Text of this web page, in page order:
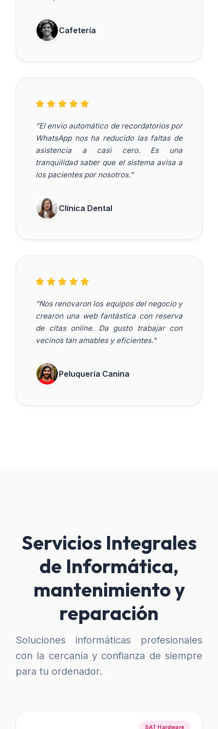
Cafetería
"El envío automático de recordatorios por
WhatsApp nos ha reducido las faltas de
asistencia a casi cero. Es una
tranquilidad saber que el sistema avisa a
los pacientes por nosotros."
Clínica Dental
"Nos renovaron los equipos del negocio y
crearon una web fantástica con reserva
de citas online. Da gusto trabajar con
vecinos tan amables y eficientes."
Peluquería Canina
Servicios Integrales
de Informática,
mantenimiento y
reparación
Soluciones informáticas profesionales
con la cercanía y confianza de siempre
para tu ordenador.
SAT Hardware